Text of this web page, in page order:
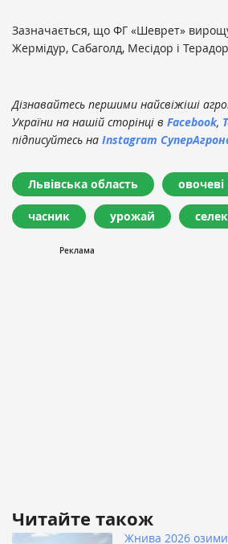
Зазначається, що ФГ «Шеврет»
Жермідур, Сабаголд, Месідор і
Дізнавайтесь першими найсвіжіші
України на нашій сторінці в Facebook,
підписуйтесь на Instagram
Львівська область
часник урожай
Читайте також
Жнива 2026